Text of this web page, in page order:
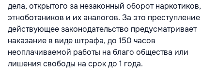
дела, открытого за незаконный оборот наркотиков,
этноботаников и их аналогов. За это преступление
действующее законодательство предусматривает
наказание в виде штрафа, до 150 часов
неоплачиваемой работы на благо общества или
лишения свободы на срок до 1 года.